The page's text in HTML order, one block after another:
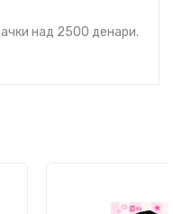
над 2500 денари.